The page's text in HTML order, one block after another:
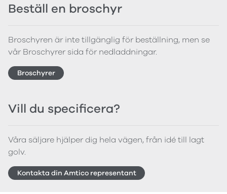
Beställ en broschyr
Broschyren är inte tillgänglig för beställning, men se
vår Broschyrer sida för nedladdningar.
Broschyrer
Vill du specificera?
Våra säljare hjälper dig hela vägen, från idé till lagt
golv.
Kontakta din Amtico representant